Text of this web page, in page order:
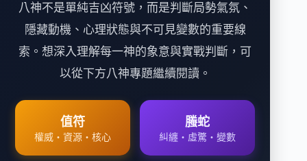
八神不是單純吉凶符號，而是判斷局勢氣氛、
隱藏動機、心理狀態與不可見變數的重要線
索。想深入理解每一神的象意與實戰判斷，可
以從下方八神專題繼續閱讀。
值符
權威・資源・核心
螣蛇
糾纏・虛驚・變數